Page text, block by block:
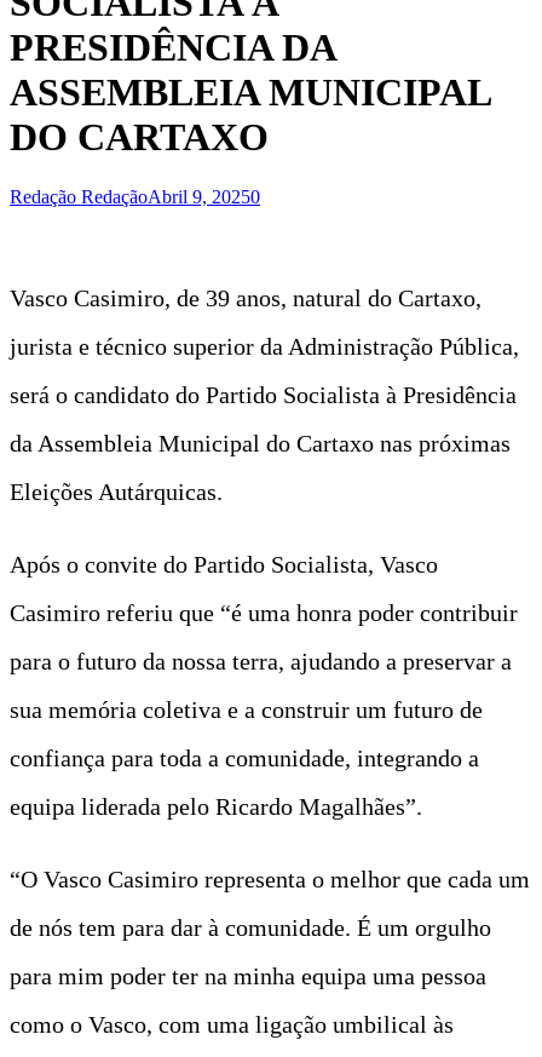
PRESIDÊNCIA DA
ASSEMBLEIA MUNICIPAL
DO CARTAXO
Redação RedaçãoAbril 9, 20250
Vasco Casimiro, de 39 anos, natural do Cartaxo,
jurista e técnico superior da Administração Pública,
será o candidato do Partido Socialista à Presidência
da Assembleia Municipal do Cartaxo nas próximas
Eleições Autárquicas.
Após o convite do Partido Socialista, Vasco
Casimiro referiu que “é uma honra poder contribuir
para o futuro da nossa terra, ajudando a preservar a
sua memória coletiva e a construir um futuro de
confiança para toda a comunidade, integrando a
equipa liderada pelo Ricardo Magalhães”.
“O Vasco Casimiro representa o melhor que cada um
de nós tem para dar à comunidade. É um orgulho
para mim poder ter na minha equipa uma pessoa
como o Vasco, com uma ligação umbilical às